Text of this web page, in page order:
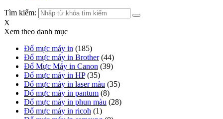
Tìm kiếm:
X
Xem theo danh mục
Đổ mực máy in (185)
Đổ mực máy in Brother (44)
Đổ Mực Máy in Canon (39)
Đổ mực máy in HP (35)
Đổ mực máy in laser màu (35)
Đổ mực máy in pantum (8)
Đổ mực máy in phun màu (28)
Đổ mực máy in ricoh (1)